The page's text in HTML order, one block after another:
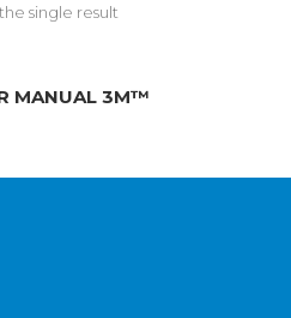
single result
MANUAL 3M™